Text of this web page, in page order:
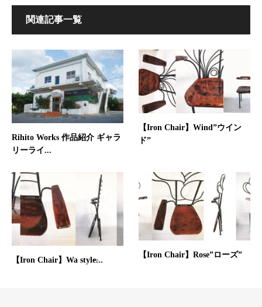
関連記事一覧
Rihito Works 作品紹介 ギャラ
リーライ...
【Iron Chair】Wind”ウイン
ド”
【Iron Chair】Wa style̶...
【Iron Chair】Rose”ローズ”